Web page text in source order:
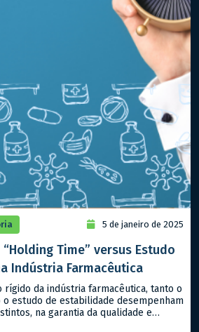
5 de janeiro de 2025
Time” versus Estudo
Indústria Farmacêutica
da indústria farmacêutica, tanto o
o estudo de estabilidade desempenham
na garantia da qualidade e